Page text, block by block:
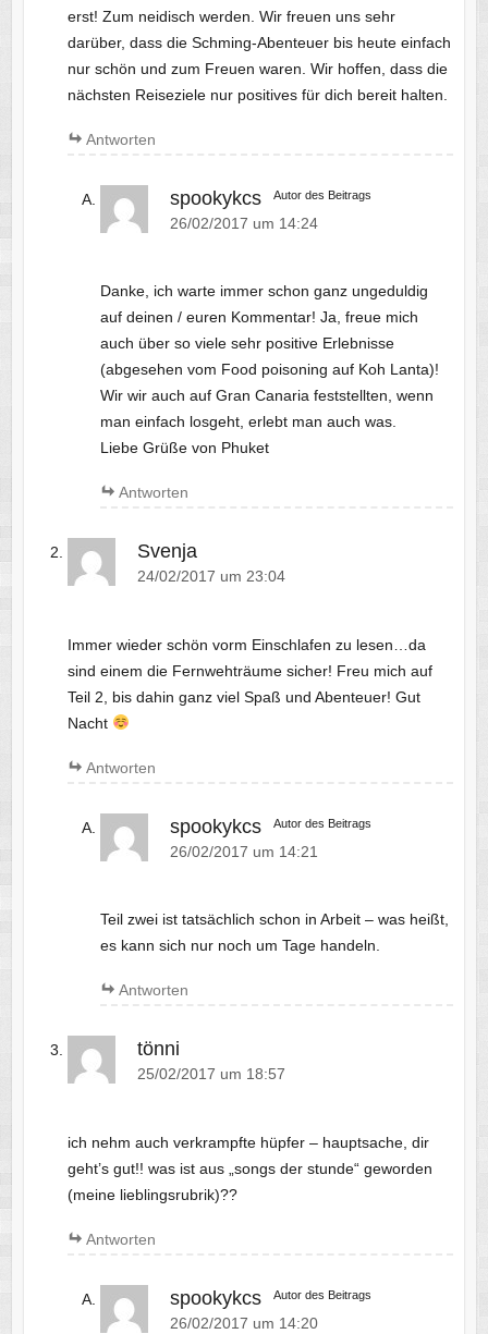
erst! Zum neidisch werden. Wir freuen uns sehr
darüber, dass die Schming-Abenteuer bis heute einfach
nur schön und zum Freuen waren. Wir hoffen, dass die
nächsten Reiseziele nur positives für dich bereit halten.
Antworten
spookykcs Autor des Beitrags
26/02/2017 um 14:24
Danke, ich warte immer schon ganz ungeduldig
auf deinen / euren Kommentar! Ja, freue mich
auch über so viele sehr positive Erlebnisse
(abgesehen vom Food poisoning auf Koh Lanta)!
Wir wir auch auf Gran Canaria feststellten, wenn
man einfach losgeht, erlebt man auch was.
Liebe Grüße von Phuket
Antworten
Svenja
24/02/2017 um 23:04
Immer wieder schön vorm Einschlafen zu lesen…da
sind einem die Fernwehträume sicher! Freu mich auf
Teil 2, bis dahin ganz viel Spaß und Abenteuer! Gut
Nacht
Antworten
spookykcs Autor des Beitrags
26/02/2017 um 14:21
Teil zwei ist tatsächlich schon in Arbeit – was heißt,
es kann sich nur noch um Tage handeln.
Antworten
tönni
25/02/2017 um 18:57
ich nehm auch verkrampfte hüpfer – hauptsache, dir
geht’s gut!! was ist aus „songs der stunde“ geworden
(meine lieblingsrubrik)??
Antworten
spookykcs Autor des Beitrags
26/02/2017 um 14:20